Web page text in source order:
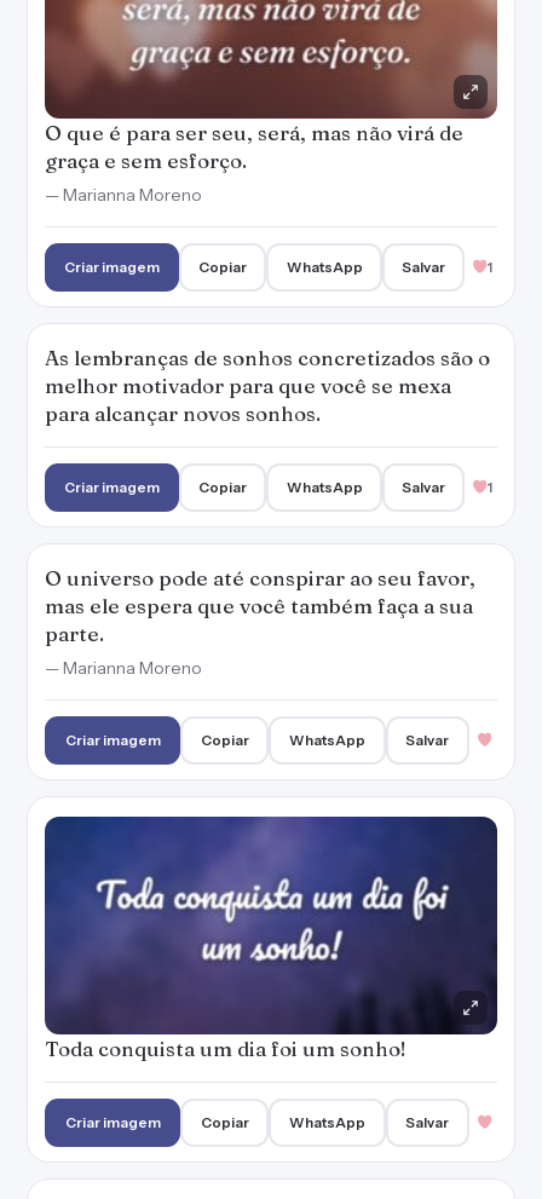
O que é para ser seu, será, mas não virá de
graça e sem esforço.
— Marianna Moreno
Criar imagem Copiar WhatsApp Salvar 1
As lembranças de sonhos concretizados são o
melhor motivador para que você se mexa
para alcançar novos sonhos.
Criar imagem Copiar WhatsApp Salvar 1
O universo pode até conspirar ao seu favor,
mas ele espera que você também faça a sua
parte.
— Marianna Moreno
Criar imagem Copiar WhatsApp Salvar
Toda conquista um dia foi um sonho!
Criar imagem Copiar WhatsApp Salvar